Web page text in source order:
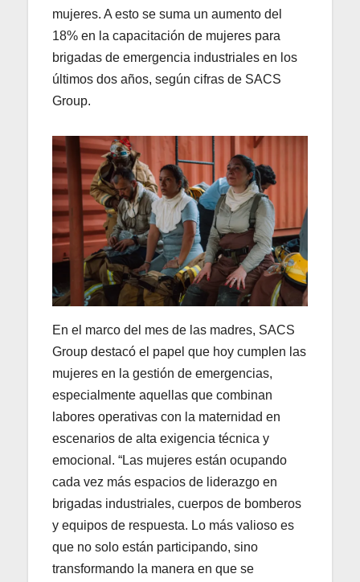
mujeres. A esto se suma un aumento del
18% en la capacitación de mujeres para
brigadas de emergencia industriales en los
últimos dos años, según cifras de SACS
Group.
En el marco del mes de las madres, SACS
Group destacó el papel que hoy cumplen las
mujeres en la gestión de emergencias,
especialmente aquellas que combinan
labores operativas con la maternidad en
escenarios de alta exigencia técnica y
emocional. “Las mujeres están ocupando
cada vez más espacios de liderazgo en
brigadas industriales, cuerpos de bomberos
y equipos de respuesta. Lo más valioso es
que no solo están participando, sino
transformando la manera en que se